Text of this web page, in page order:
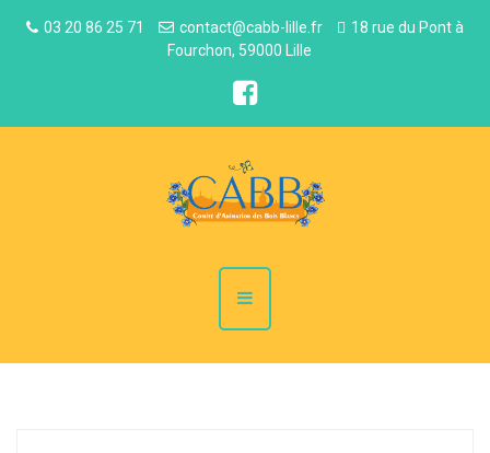
03 20 86 25 71 contact@cabb-lille.fr
18 rue du Pont à
Fourchon, 59000 Lille